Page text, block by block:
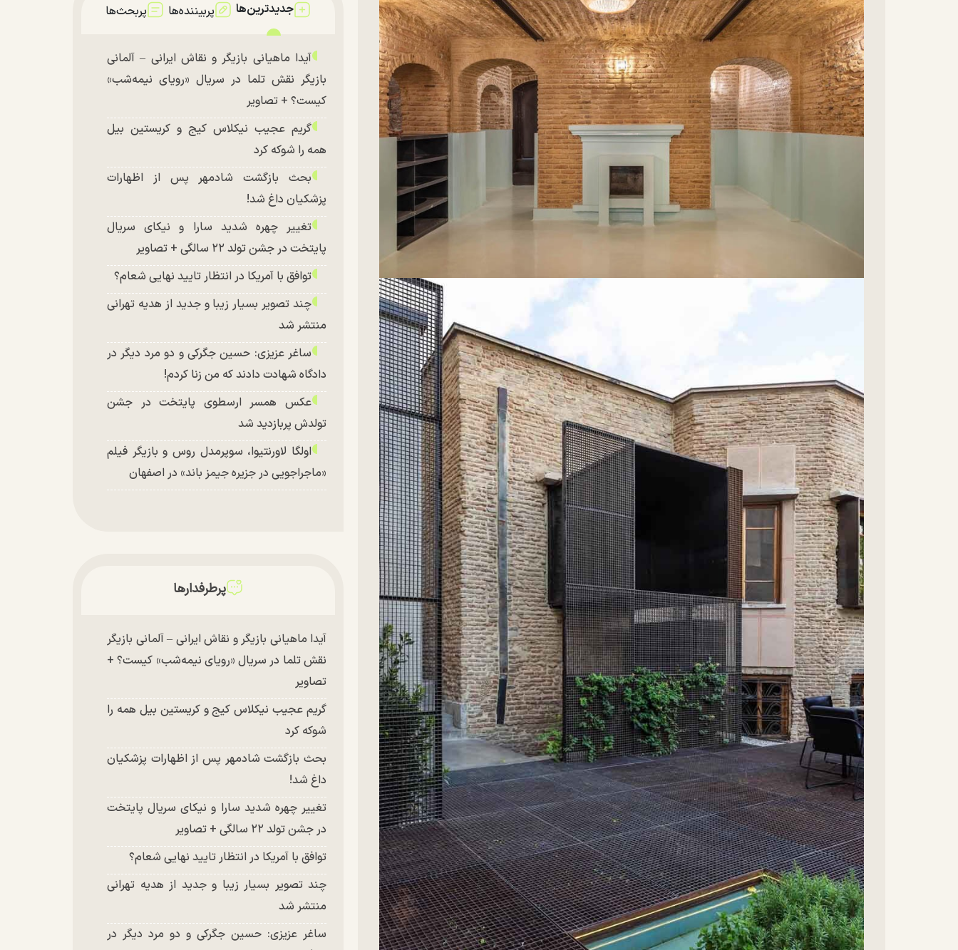
جدیدترین‌ها پربیننده‌ها پربحث‌ها
آیدا ماهیانی بازیگر و نقاش ایرانی – آلمانی
بازیگر نقش تلما در سریال «رویای نیمه‌شب»
کیست؟ + تصاویر
گریم عجیب نیکلاس کیج و کریستین بیل
همه را شوکه کرد
بحث بازگشت شادمهر پس از اظهارات
پزشکیان داغ شد!
تغییر چهره شدید سارا و نیکای سریال
پایتخت در جشن تولد ۲۲ سالگی + تصاویر
توافق با آمریکا در انتظار تایید نهایی شعام؟
چند تصویر بسیار زیبا و جدید از هدیه تهرانی
منتشر شد
ساغر عزیزی: حسین جگرکی و دو مرد دیگر در
دادگاه شهادت دادند که من زنا کردم!
عکس همسر ارسطوی پایتخت در جشن
تولدش پربازدید شد
اولگا لاورنتیوا، سوپرمدل روس و بازیگر فیلم
«ماجراجویی در جزیره جیمز باند» در اصفهان
پرطرفدارها
آیدا ماهیانی بازیگر و نقاش ایرانی – آلمانی بازیگر
نقش تلما در سریال «رویای نیمه‌شب» کیست؟ +
تصاویر
گریم عجیب نیکلاس کیج و کریستین بیل همه را
شوکه کرد
بحث بازگشت شادمهر پس از اظهارات پزشکیان
داغ شد!
تغییر چهره شدید سارا و نیکای سریال پایتخت
در جشن تولد ۲۲ سالگی + تصاویر
توافق با آمریکا در انتظار تایید نهایی شعام؟
چند تصویر بسیار زیبا و جدید از هدیه تهرانی
منتشر شد
ساغر عزیزی: حسین جگرکی و دو مرد دیگر در